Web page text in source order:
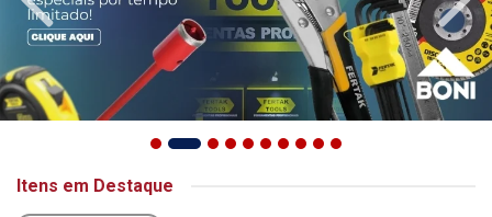
Itens em Destaque